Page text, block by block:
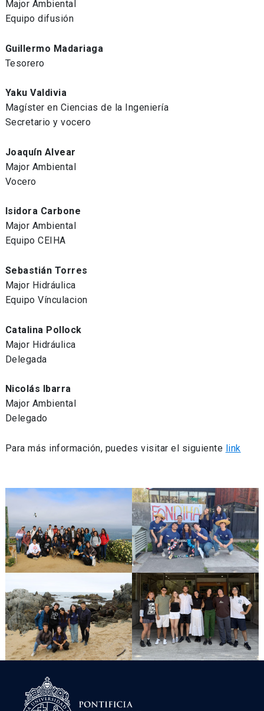
Major Ambiental
Equipo difusión
Guillermo Madariaga
Tesorero
Yaku Valdivia
Magíster en Ciencias de la Ingeniería
Secretario y vocero
Joaquín Alvear
Major Ambiental
Vocero
Isidora Carbone
Major Ambiental
Equipo CEIHA
Sebastián Torres
Major Hidráulica
Equipo Vínculacion
Catalina Pollock
Major Hidráulica
Delegada
Nicolás Ibarra
Major Ambiental
Delegado
Para más información, puedes visitar el siguiente link